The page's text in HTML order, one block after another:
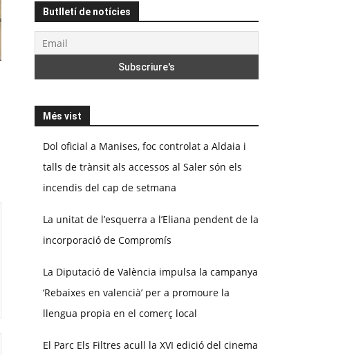
Butlletí de notícies
Més vist
Dol oficial a Manises, foc controlat a Aldaia i
talls de trànsit als accessos al Saler són els
incendis del cap de setmana
La unitat de l’esquerra a l’Eliana pendent de la
incorporació de Compromís
La Diputació de València impulsa la campanya
‘Rebaixes en valencià’ per a promoure la
llengua propia en el comerç local
El Parc Els Filtres acull la XVI edició del cinema